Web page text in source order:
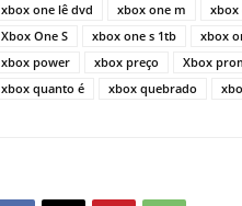
xbox one lê dvd
xbox one m xbox
Xbox One S
xbox one s 1tb xbox
xbox power
xbox preço Xbox
xbox quanto é
xbox quebrado